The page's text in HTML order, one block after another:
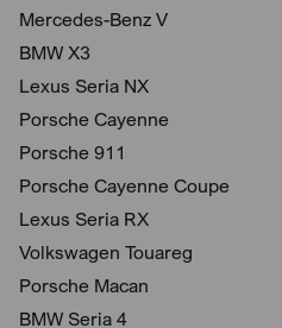
Mercedes-Benz V
BMW X3
Lexus Seria NX
Porsche Cayenne
Porsche 911
Porsche Cayenne Coupe
Lexus Seria RX
Volkswagen Touareg
Porsche Macan
BMW Seria 4